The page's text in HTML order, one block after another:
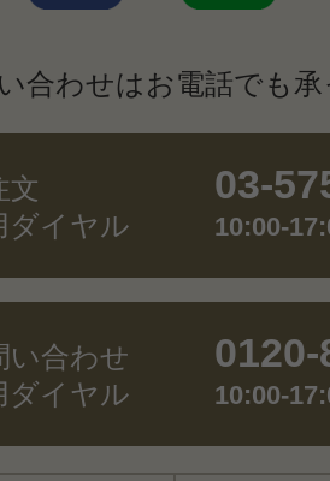
合わせはお電話でも
文
ダイヤル
03-
10:00-
い合わせ
ダイヤル
10:00-